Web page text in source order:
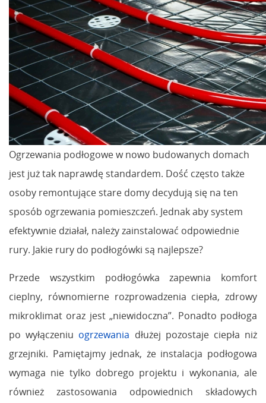
Ogrzewania podłogowe w nowo budowanych domach
jest już tak naprawdę standardem. Dość często także
osoby remontujące stare domy decydują się na ten
sposób ogrzewania pomieszczeń. Jednak aby system
efektywnie działał, należy zainstalować odpowiednie
rury. Jakie rury do podłogówki są najlepsze?
Przede wszystkim podłogówka zapewnia komfort
cieplny, równomierne rozprowadzenia ciepła, zdrowy
mikroklimat oraz jest „niewidoczna”. Ponadto podłoga
po wyłączeniu ogrzewania dłużej pozostaje ciepła niż
grzejniki. Pamiętajmy jednak, że instalacja podłogowa
wymaga nie tylko dobrego projektu i wykonania, ale
również zastosowania odpowiednich składowych